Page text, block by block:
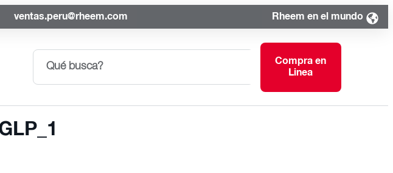
ventas.peru@rheem.com Rheem en el mundo
Compra en
Linea